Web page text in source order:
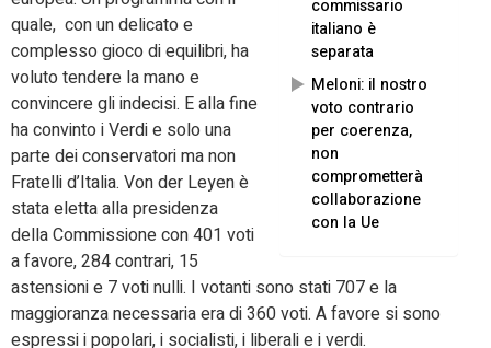
commissario
italiano è
separata
Meloni: il nostro
voto contrario
per coerenza,
non
comprometterà
collaborazione
con la Ue
quale, con un delicato e
complesso gioco di equilibri, ha
voluto tendere la mano e
convincere gli indecisi. E alla fine
ha convinto i Verdi e solo una
parte dei conservatori ma non
Fratelli d’Italia. Von der Leyen è
stata eletta alla presidenza
della Commissione con 401 voti
a favore, 284 contrari, 15
astensioni e 7 voti nulli. I votanti sono stati 707 e la
maggioranza necessaria era di 360 voti. A favore si sono
espressi i popolari, i socialisti, i liberali e i verdi.